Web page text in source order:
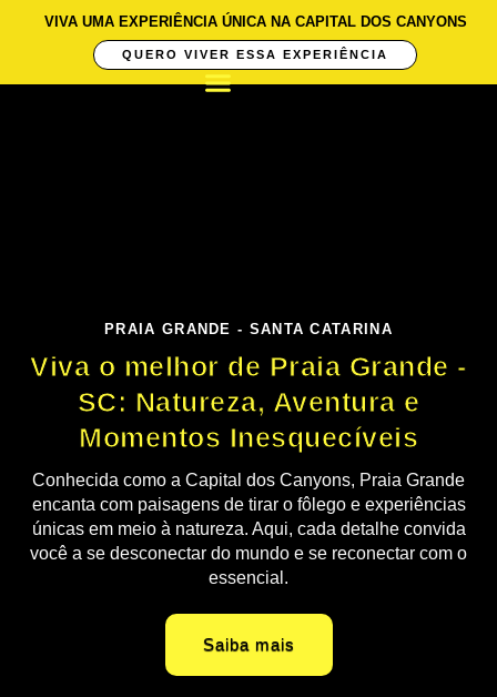
VIVA UMA EXPERIÊNCIA ÚNICA NA CAPITAL DOS CANYONS
QUERO VIVER ESSA EXPERIÊNCIA
PRAIA GRANDE - SANTA CATARINA
Viva o melhor de Praia Grande -
SC: Natureza, Aventura e
Momentos Inesquecíveis
Conhecida como a Capital dos Canyons, Praia Grande
encanta com paisagens de tirar o fôlego e experiências
únicas em meio à natureza. Aqui, cada detalhe convida
você a se desconectar do mundo e se reconectar com o
essencial.
Saiba mais